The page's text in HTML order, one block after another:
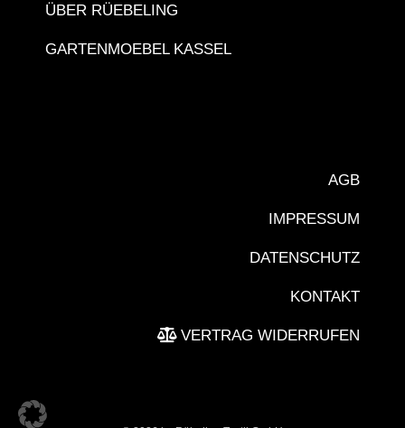
ÜBER RÜEBELING
GARTENMOEBEL KASSEL
AGB
IMPRESSUM
DATENSCHUTZ
KONTAKT
VERTRAG WIDERRUFEN